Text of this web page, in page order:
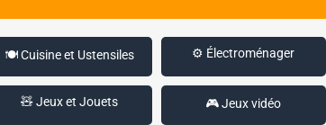
🍽️ Cuisine et Ustensiles ⚙️ Électroménager
🧸 Jeux et Jouets 🎮 Jeux vidéo